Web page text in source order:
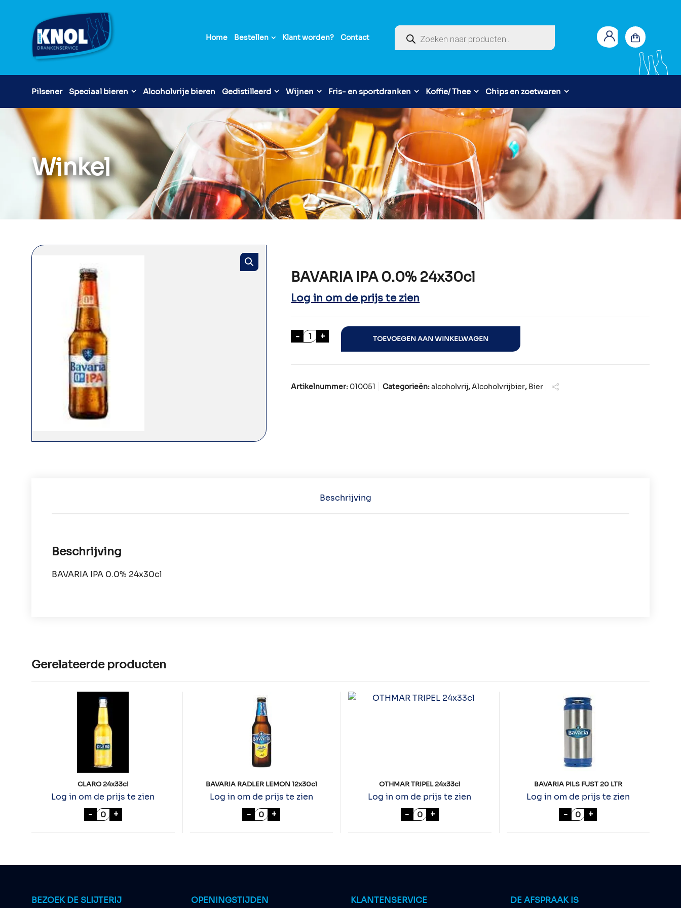
Home Bestellen Klant worden? Contact
Producten zoeken
Pilsener Speciaal bieren Alcoholvrije bieren Gedistilleerd Wijnen Fris- en sportdranken Koffie/ Thee Chips en zoetwaren
Winkel
BAVARIA IPA 0.0% 24x30cl
Log in om de prijs te zien
- BAVARIA IPA 0.0% 24x30cl aantal
+ TOEVOEGEN AAN WINKELWAGEN
Artikelnummer: 010051 Categorieën:alcoholvrij,Alcoholvrijbier, Bier
Beschrijving
Beschrijving
BAVARIA IPA 0.0% 24x30cl
Gerelateerde producten
CLARO 24x33cl
Log in om de prijs te zien
- CLARO 24x33cl aantal
+
BAVARIA RADLER LEMON 12x30cl
Log in om de prijs te zien
- BAVARIA RADLER LEMON 12x30cl aantal
+
OTHMAR TRIPEL 24x33cl
Log in om de prijs te zien
- OTHMAR TRIPEL 24x33cl aantal
+
BAVARIA PILS FUST 20 LTR
Log in om de prijs te zien
- BAVARIA PILS FUST 20
+
BEZOEK DE SLIJTERIJ OPENINGSTIJDEN KLANTENSERVICE DE AFSPRAAK IS